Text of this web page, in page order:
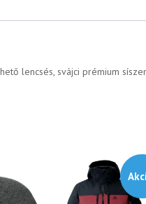
lencsés, svájci prémium